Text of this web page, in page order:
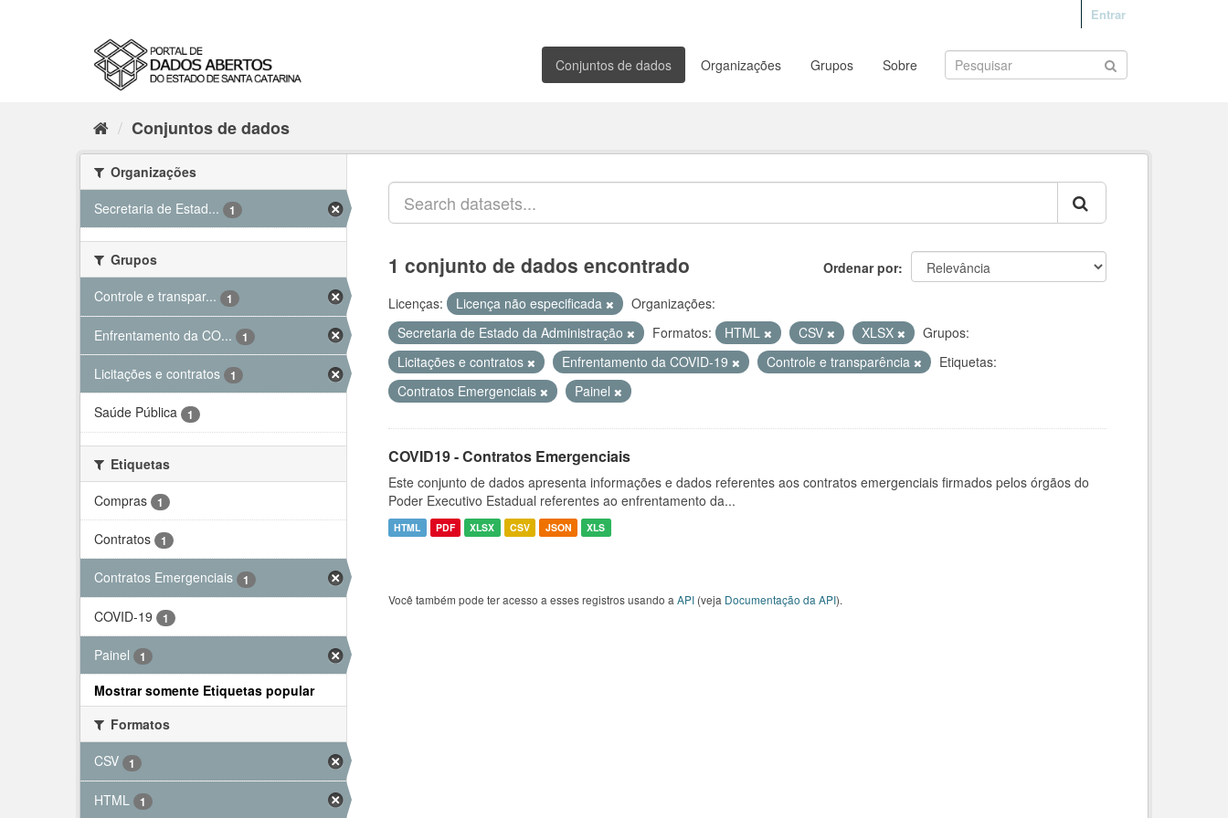
Entrar
Conjuntos de dados Organizações Grupos Sobre
Conjuntos de dados
Organizações
Secretaria de Estad...
1
Grupos
Controle e transpar...
1
Enfrentamento da CO... 1
Licitações e contratos 1
Saúde Pública 1
Etiquetas
Compras
1
Contratos 1
Contratos Emergenciais 1
COVID-19 1
Painel 1
Mostrar somente Etiquetas popular
Formatos
CSV
1
HTML 1
Ordenar por
1 conjunto de dados encontrado
Licenças: Licença não especificada
Organizações:
Secretaria de Estado da Administração
Formatos: HTML CSV XLSX
Grupos:
Licitações e contratos
Enfrentamento da COVID-19 Controle e transparência
Etiquetas:
Contratos Emergenciais
Painel
COVID19 - Contratos Emergenciais
Este conjunto de dados apresenta informações e dados referentes aos contratos emergenciais firmados pelos órgãos do
Poder Executivo Estadual referentes ao enfrentamento da...
HTML PDF XLSX CSV JSON XLS
Você também pode ter acesso a esses registros usando a API (veja Documentação da API).